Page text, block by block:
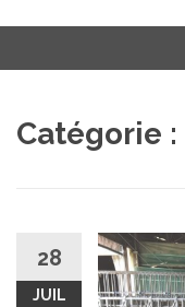
contenu
Catégorie :
28
JUIL